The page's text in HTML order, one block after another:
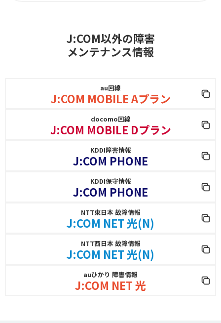
J:COM以外の障害
メンテナンス情報
au回線
J:COM MOBILE Aプラン
docomo回線
J:COM MOBILE Dプラン
KDDI障害情報
J:COM PHONE
KDDI保守情報
J:COM PHONE
NTT東日本 故障情報
J:COM NET 光(N)
NTT西日本 故障情報
J:COM NET 光(N)
auひかり 障害情報
J:COM NET 光